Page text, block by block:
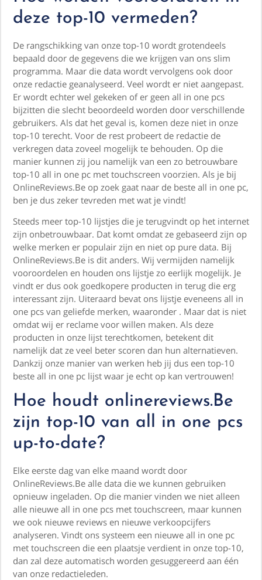
deze top-10 vermeden?
De rangschikking van onze top-10 wordt grotendeels
bepaald door de gegevens die we krijgen van ons slim
programma. Maar die data wordt vervolgens ook door
onze redactie geanalyseerd. Veel wordt er niet aangepast.
Er wordt echter wel gekeken of er geen all in one pcs
bijzitten die slecht beoordeeld worden door verschillende
gebruikers. Als dat het geval is, komen deze niet in onze
top-10 terecht. Voor de rest probeert de redactie de
verkregen data zoveel mogelijk te behouden. Op die
manier kunnen zij jou namelijk van een zo betrouwbare
top-10 all in one pc met touchscreen voorzien. Als je bij
OnlineReviews.Be op zoek gaat naar de beste all in one pc,
ben je dus zeker tevreden met wat je vindt!
Steeds meer top-10 lijstjes die je terugvindt op het internet
zijn onbetrouwbaar. Dat komt omdat ze gebaseerd zijn op
welke merken er populair zijn en niet op pure data. Bij
OnlineReviews.Be is dit anders. Wij vermijden namelijk
vooroordelen en houden ons lijstje zo eerlijk mogelijk. Je
vindt er dus ook goedkopere producten in terug die erg
interessant zijn. Uiteraard bevat ons lijstje eveneens all in
one pcs van geliefde merken, waaronder . Maar dat is niet
omdat wij er reclame voor willen maken. Als deze
producten in onze lijst terechtkomen, betekent dit
namelijk dat ze veel beter scoren dan hun alternatieven.
Dankzij onze manier van werken heb jij dus een top-10
beste all in one pc lijst waar je echt op kan vertrouwen!
Hoe houdt onlinereviews.Be
zijn top-10 van all in one pcs
up-to-date?
Elke eerste dag van elke maand wordt door
OnlineReviews.Be alle data die we kunnen gebruiken
opnieuw ingeladen. Op die manier vinden we niet alleen
alle nieuwe all in one pcs met touchscreen, maar kunnen
we ook nieuwe reviews en nieuwe verkoopcijfers
analyseren. Vindt ons systeem een nieuwe all in one pc
met touchscreen die een plaatsje verdient in onze top-10,
dan zal deze automatisch worden gesuggereerd aan één
van onze redactieleden.